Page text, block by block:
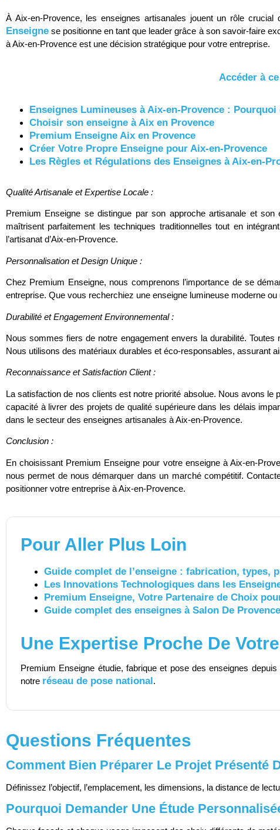
À Aix-en-Provence, les enseignes artisanales jouent un rôle
Enseigne se positionne en tant que leader grâce à son savoir-faire
à Aix-en-Provence est une décision stratégique pour votre entreprise.
Accéder à
Enseignes Lumineuses à Aix-en-Provence :
Choisir son enseigne à Aix en Provence
Premium Enseigne Aix en Provence
Créer Votre Propre Enseigne pour Aix-en-Provence
Les Règles et Régulations des Enseignes à Aix-en-
Qualité Artisanale et Expertise Locale :
Premium Enseigne se distingue par son approche artisanale et
maîtrisent parfaitement les techniques traditionnelles tout en
l’artisanat d’Aix-en-Provence.
Personnalisation et Design Unique :
Chez Premium Enseigne, nous comprenons l’importance de se
entreprise. Que vous recherchiez une enseigne lumineuse moderne
Durabilité et Engagement Environnemental :
Nous sommes fiers de notre engagement envers la durabilité.
Nous utilisons des matériaux durables et éco-responsables, assurant
Reconnaissance et Satisfaction Client :
La satisfaction de nos clients est notre priorité absolue. Nous avons
capacité à livrer des projets de qualité supérieure dans les délais
dans le secteur des enseignes artisanales à Aix-en-Provence.
Conclusion :
En choisissant Premium Enseigne pour votre enseigne à Aix-en-
nous permet de nous démarquer dans un marché compétitif.
positionner votre entreprise à Aix-en-Provence.
Pour Aller Plus Loin
Guide complet de l’enseigne : fabrication, types,
Les Innovations Technologiques dans les
Premium Enseigne, Votre Partenaire de Choix
Guide complet des enseignes à Salon De
Une Expertise Proche De
Premium Enseigne étudie, fabrique et pose des enseignes
notre réseau de pose national.
Questions Fréquentes
Comment Bien Préparer Le Projet Présenté
Définissez l’objectif, l’emplacement, les dimensions, la distance de
Pourquoi Demander Une Étude